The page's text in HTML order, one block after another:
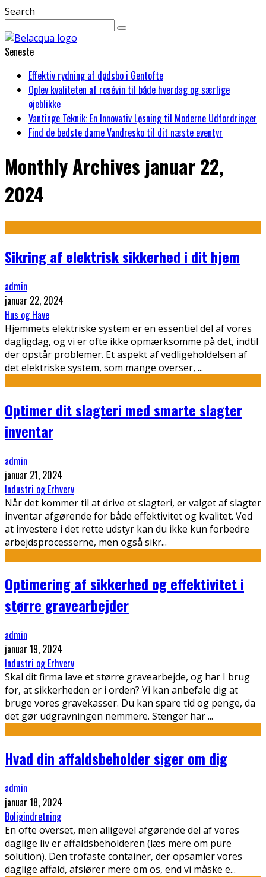
Search
Seneste
Effektiv rydning af dødsbo i Gentofte
Oplev kvaliteten af rosévin til både hverdag og særlige
øjeblikke
Vantinge Teknik: En Innovativ Løsning til Moderne Udfordringer
Find de bedste dame Vandresko til dit næste eventyr
Monthly Archives januar 22,
2024
Sikring af elektrisk sikkerhed i dit hjem
admin
januar 22, 2024
Hus og Have
Hjemmets elektriske system er en essentiel del af vores
dagligdag, og vi er ofte ikke opmærksomme på det, indtil
der opstår problemer. Et aspekt af vedligeholdelsen af
det elektriske system, som mange overser, ...
Optimer dit slagteri med smarte slagter
inventar
admin
januar 21, 2024
Industri og Erhverv
Når det kommer til at drive et slagteri, er valget af slagter
inventar afgørende for både effektivitet og kvalitet. Ved
at investere i det rette udstyr kan du ikke kun forbedre
arbejdsprocesserne, men også sikr...
Optimering af sikkerhed og effektivitet i
større gravearbejder
admin
januar 19, 2024
Industri og Erhverv
Skal dit firma lave et større gravearbejde, og har I brug
for, at sikkerheden er i orden? Vi kan anbefale dig at
bruge vores gravekasser. Du kan spare tid og penge, da
det gør udgravningen nemmere. Stenger har...
Hvad din affaldsbeholder siger om dig
admin
januar 18, 2024
Boligindretning
En ofte overset, men alligevel afgørende del af vores
daglige liv er affaldsbeholderen (læs mere om pure
solution). Den trofaste container, der opsamler vores
daglige affald, afslører mere om os, end vi måske e...